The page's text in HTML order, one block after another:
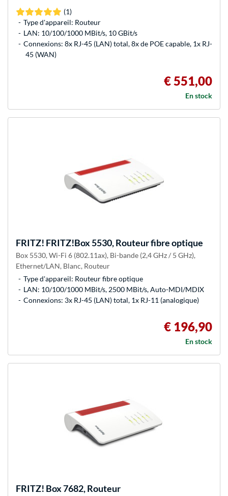
(1)
Type d'appareil: Routeur
LAN: 10/100/1000 MBit/s, 10 GBit/s
Connexions: 8x RJ-45 (LAN) total, 8x de POE capable, 1x RJ-
45 (WAN)
€ 551,00
En stock
FRITZ! FRITZ!Box 5530, Routeur fibre optique
Box 5530, Wi-Fi 6 (802.11ax), Bi-bande (2,4 GHz / 5 GHz),
Ethernet/LAN, Blanc, Routeur
Type d'appareil: Routeur fibre optique
LAN: 10/100/1000 MBit/s, 2500 MBit/s, Auto-MDI/MDIX
Connexions: 3x RJ-45 (LAN) total, 1x RJ-11 (analogique)
€ 196,90
En stock
FRITZ! Box 7682, Routeur